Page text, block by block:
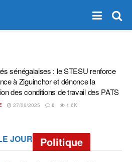
sénégalaises : le STESU renforce
à Ziguinchor et dénonce la
des conditions de travail des PATS
27/06/2025 0 1.6K
JOUR Politique